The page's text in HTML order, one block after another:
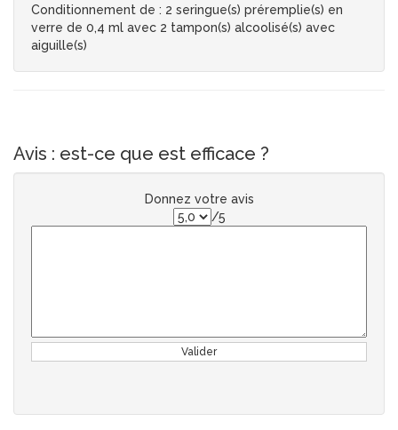
Conditionnement de : 2 seringue(s) préremplie(s) en
verre de 0,4 ml avec 2 tampon(s) alcoolisé(s) avec
aiguille(s)
Avis : est-ce que est efficace ?
Donnez votre avis
/5
Valider